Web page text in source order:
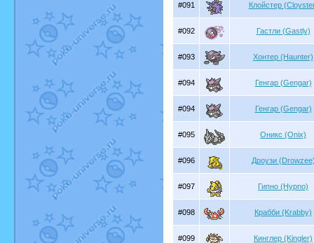
#091 Клойстер
#092 Гастли (Gastly)
#093 Хонтер (Haunter)
#094 Генгар (Gengar)
#094 Генгар (Gengar)
#095 Оникс (Onix)
#096 Дроузи
#097 Гипно (Hypno)
#098 Крабби (Krabby)
#099 Кинглер (Kingler)